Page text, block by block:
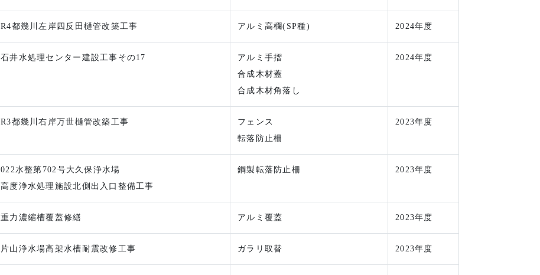
R4都幾川左岸四反田樋管改築工事 アルミ高欄(SP種) 2024年度
石井水処理センター建設工事その17
アルミ手摺
合成木材蓋
合成木材角落し
2024年度
R3都幾川右岸万世樋管改築工事
フェンス
転落防止柵
2023年度
022水整第702号大久保浄水場
高度浄水処理施設北側出入口整備工事
鋼製転落防止柵 2023年度
重力濃縮槽覆蓋修繕 アルミ覆蓋 2023年度
片山浄水場高架水槽耐震改修工事 ガラリ取替 2023年度